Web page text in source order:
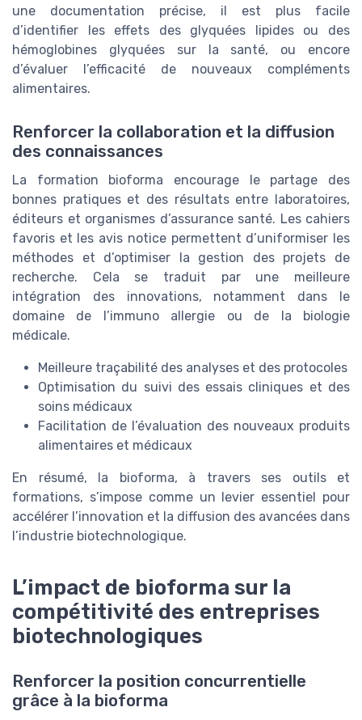
une documentation précise, il est plus facile
d’identifier les effets des glyquées lipides ou des
hémoglobines glyquées sur la santé, ou encore
d’évaluer l’efficacité de nouveaux compléments
alimentaires.
Renforcer la collaboration et la diffusion
des connaissances
La formation bioforma encourage le partage des
bonnes pratiques et des résultats entre laboratoires,
éditeurs et organismes d’assurance santé. Les cahiers
favoris et les avis notice permettent d’uniformiser les
méthodes et d’optimiser la gestion des projets de
recherche. Cela se traduit par une meilleure
intégration des innovations, notamment dans le
domaine de l’immuno allergie ou de la biologie
médicale.
Meilleure traçabilité des analyses et des protocoles
Optimisation du suivi des essais cliniques et des
soins médicaux
Facilitation de l’évaluation des nouveaux produits
alimentaires et médicaux
En résumé, la bioforma, à travers ses outils et
formations, s’impose comme un levier essentiel pour
accélérer l’innovation et la diffusion des avancées dans
l’industrie biotechnologique.
L’impact de bioforma sur la
compétitivité des entreprises
biotechnologiques
Renforcer la position concurrentielle
grâce à la bioforma